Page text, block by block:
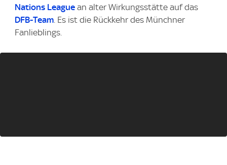
Nations League an alter Wirkungsstätte auf das
DFB-Team . Es ist die Rückkehr des Münchner
Fanlieblings.